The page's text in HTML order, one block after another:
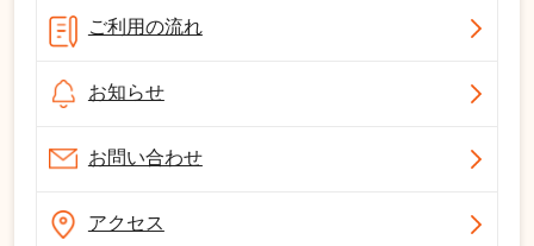
ご利用の流れ
お知らせ
お問い合わせ
アクセス